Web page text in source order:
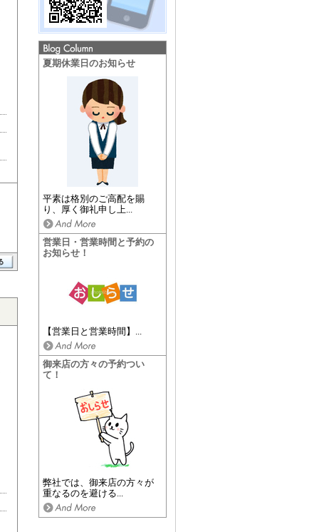
夏期休業日のお知らせ
平素は格別のご高配を賜
り、厚く御礼申し上...
営業日・営業時間と予約の
お知らせ！
【営業日と営業時間】...
御来店の方々の予約つい
て！
弊社では、御来店の方々が
重なるのを避ける...